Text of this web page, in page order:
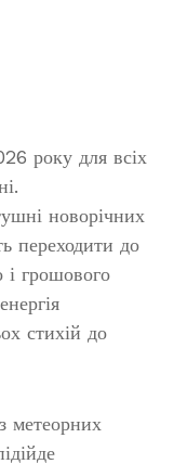
року для всіх
новорічних
переходити до
і грошового
стихій до
метеорних